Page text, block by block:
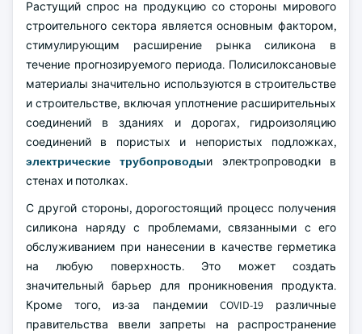
Растущий спрос на продукцию со стороны мирового
строительного сектора является основным фактором,
стимулирующим расширение рынка силикона в
течение прогнозируемого периода. Полисилоксановые
материалы значительно используются в строительстве
и строительстве, включая уплотнение расширительных
соединений в зданиях и дорогах, гидроизоляцию
соединений в пористых и непористых подложках,
электрические трубопроводыи электропроводки в
стенах и потолках.
С другой стороны, дорогостоящий процесс получения
силикона наряду с проблемами, связанными с его
обслуживанием при нанесении в качестве герметика
на любую поверхность. Это может создать
значительный барьер для проникновения продукта.
Кроме того, из-за пандемии COVID-19 различные
правительства ввели запреты на распространение